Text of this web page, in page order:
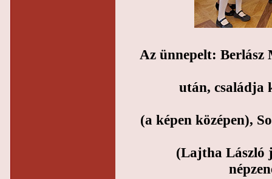
Az ünnepelt: Berlász
után, családja
(a képen középen),
(Lajtha László